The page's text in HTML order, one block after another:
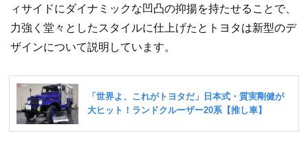
ィサイドにダイナミックな凹凸の抑揚を持たせることで、
力強く堂々としたスタイルに仕上げたとトヨタは新型のデ
ザインについて説明しています。